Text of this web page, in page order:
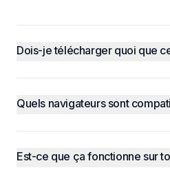
Dois-je télécharger quoi que
Quels navigateurs sont
Est-ce que ça fonctionne sur